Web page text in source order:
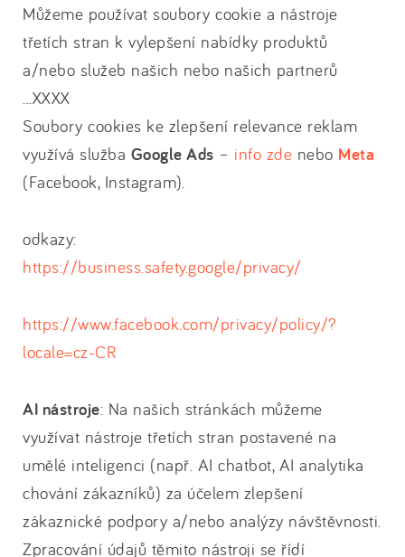
Můžeme používat soubory cookie a nástroje
třetích stran k vylepšení nabídky produktů
a/nebo služeb našich nebo našich partnerů
...XXXX
Soubory cookies ke zlepšení relevance reklam
využívá služba Google Ads – info zde nebo Meta
(Facebook, Instagram).
odkazy:
https://business.safety.google/privacy/
https://www.facebook.com/privacy/policy/?
locale=cz-CR
AI nástroje: Na našich stránkách můžeme
využívat nástroje třetích stran postavené na
umělé inteligenci (např. AI chatbot, AI analytika
chování zákazníků) za účelem zlepšení
zákaznické podpory a/nebo analýzy návštěvnosti.
Zpracování údajů těmito nástroji se řídí